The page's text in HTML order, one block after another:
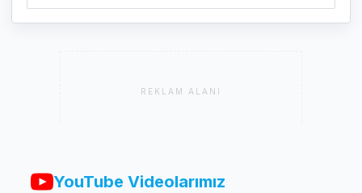
REKLAM ALANI
YouTube Videolarımız